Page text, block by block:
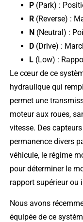
P (Park) :
R (Reverse) :
N (Neutral) :
D (Drive) :
L (Low) :
Le cœur de ce
hydraulique qui
permet une
moteur aux roues,
vitesse. Des
permanence divers
véhicule, le régime
pour déterminer le
rapport supérieur ou
Nous avons
équipée de ce